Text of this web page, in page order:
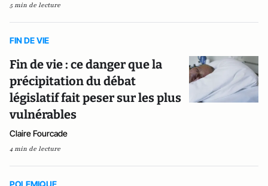
5 min de lecture
FIN DE VIE
Fin de vie : ce danger que la
précipitation du débat
législatif fait peser sur les plus
vulnérables
Claire Fourcade
4 min de lecture
POLEMIQUE